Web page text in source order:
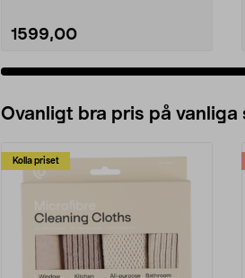
1599,00
Ovanligt bra pris på vanliga
Kolla priset